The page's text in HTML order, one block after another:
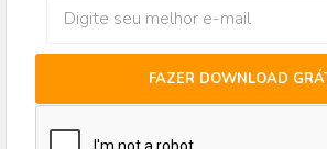
FAZER DOWNLOAD